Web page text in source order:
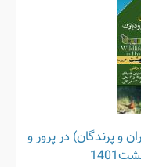
و پرندگان) در پرور و